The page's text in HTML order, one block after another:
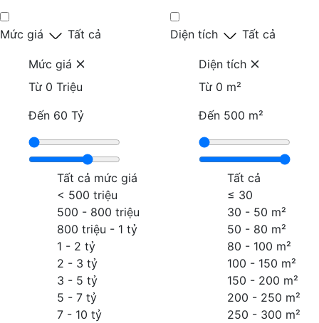
Mức giá Tất cả
Mức giá
Từ 0 Triệu
Đến 60 Tỷ
Tất cả mức giá
< 500 triệu
500 - 800 triệu
800 triệu - 1 tỷ
1 - 2 tỷ
2 - 3 tỷ
3 - 5 tỷ
5 - 7 tỷ
7 - 10 tỷ
Diện tích Tất cả
Diện tích
Từ 0 m²
Đến 500 m²
Tất cả
≤ 30
30 - 50 m²
50 - 80 m²
80 - 100 m²
100 - 150 m²
150 - 200 m²
200 - 250 m²
250 - 300 m²